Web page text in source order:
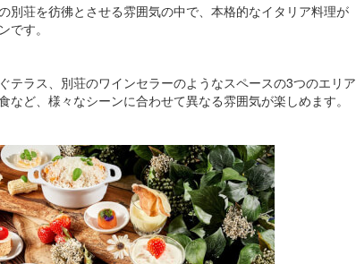
別荘を彷彿とさせる雰囲気の中で、本格的なイタリア料理が
す。
テラス、別荘のワインセラーのようなスペースの3つのエリア
ど、様々なシーンに合わせて異なる雰囲気が楽しめます。